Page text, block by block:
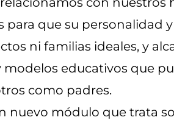
para que su personalidad
ni familias ideales, y
modelos educativos que
como padres.
nuevo módulo que trata